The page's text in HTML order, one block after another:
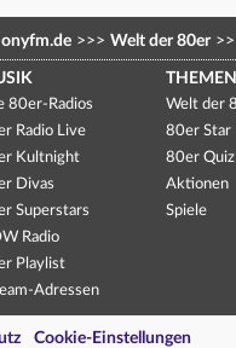
>>> Welt der 80er
80er-Radios
Radio Live
Kultnight
Divas
Superstars
Radio
Playlist
Adressen
THEMEN
Welt der
80er Star
80er Quiz
Aktionen
Spiele
Cookie-Einstellungen